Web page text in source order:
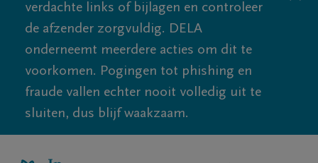
verdachte links of bijlagen en controleer
de afzender zorgvuldig. DELA
onderneemt meerdere acties om dit te
voorkomen. Pogingen tot phishing en
fraude vallen echter nooit volledig uit te
sluiten, dus blijf waakzaam.